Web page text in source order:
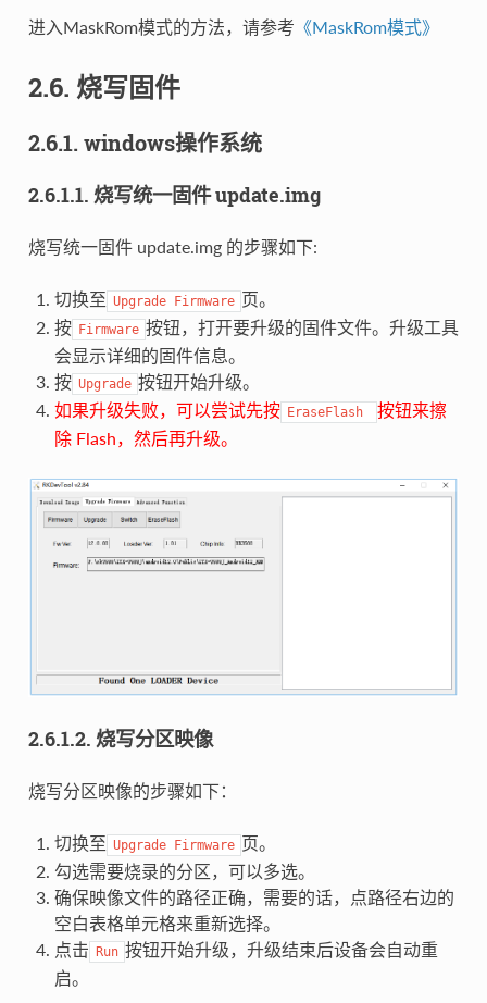
进入MaskRom模式的方法，请参考 《MaskRom模式》
2.6. 烧写固件
2.6.1. windows操作系统
2.6.1.1. 烧写统一固件 update.img
烧写统一固件 update.img 的步骤如下:
切换至 Upgrade Firmware 页。
按 Firmware 按钮，打开要升级的固件文件。升级工具
会显示详细的固件信息。
按 Upgrade 按钮开始升级。
如果升级失败，可以尝试先按 EraseFlash
按钮来擦
除 Flash，然后再升级。
2.6.1.2. 烧写分区映像
烧写分区映像的步骤如下：
切换至 Upgrade Firmware 页。
勾选需要烧录的分区，可以多选。
确保映像文件的路径正确，需要的话，点路径右边的
空白表格单元格来重新选择。
点击
Run 按钮开始升级，升级结束后设备会自动重
启。